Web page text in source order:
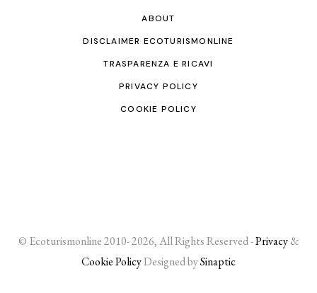
ABOUT
DISCLAIMER ECOTURISMONLINE
TRASPARENZA E RICAVI
PRIVACY POLICY
COOKIE POLICY
© Ecoturismonline 2010- 2026, All Rights Reserved -Privacy&
Cookie PolicyDesigned bySinaptic